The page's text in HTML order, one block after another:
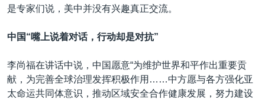
是专家们说，美中并没有兴趣真正交流。
中国“嘴上说着对话，行动却是对抗”
李尚福在讲话中说，中国愿意“为维护世界和平作出重要贡
献，为完善全球治理发挥积极作用……中方愿与各方强化亚
太命运共同体意识，推动区域安全合作健康发展，努力建设